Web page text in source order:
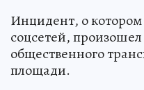
Инцидент, о
соцсетей,
общественного
площади.